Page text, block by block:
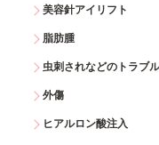
美容針アイリフト
脂肪腫
虫刺されなどのトラブル
外傷
ヒアルロン酸注入